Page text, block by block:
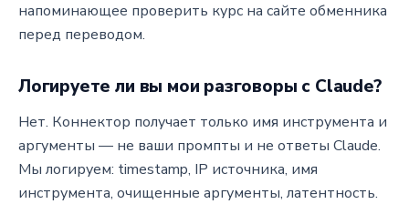
напоминающее проверить курс на сайте обменника
перед переводом.
Логируете ли вы мои разговоры с Claude?
Нет. Коннектор получает только имя инструмента и
аргументы — не ваши промпты и не ответы Claude.
Мы логируем: timestamp, IP источника, имя
инструмента, очищенные аргументы, латентность.